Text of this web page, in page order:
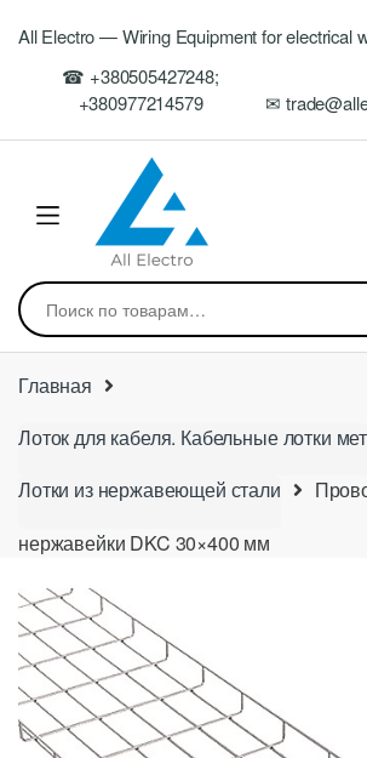
navigation
All Electro — Wiring Equipment for electrical
☎ +380505427248;
+380977214579
✉
Искать:
Главная
Лоток для кабеля. Кабельные лотки
Лотки из нержавеющей стали
нержавейки DKC 30×400 мм